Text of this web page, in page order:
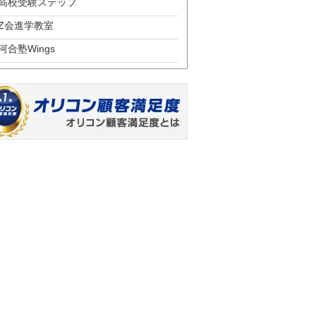
会進学教室
合塾Wings